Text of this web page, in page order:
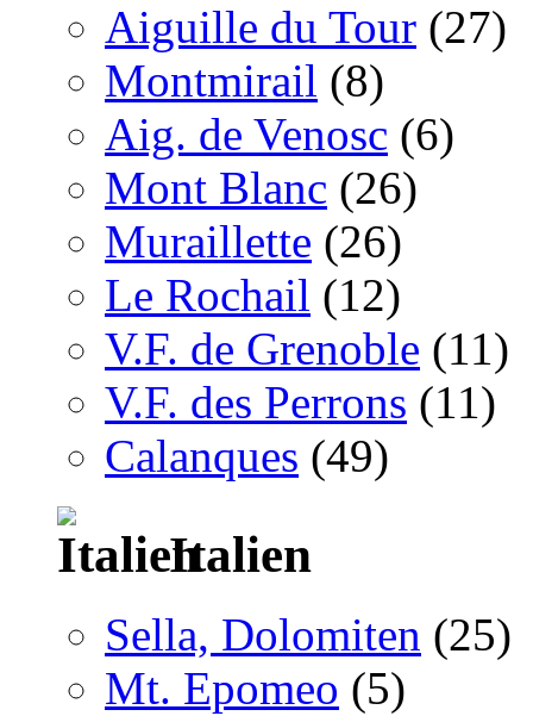
Aiguille du Tour (27)
Montmirail (8)
Aig. de Venosc (6)
Mont Blanc (26)
Muraillette (26)
Le Rochail (12)
V.F. de Grenoble (11)
V.F. des Perrons (11)
Calanques (49)
Italien
Sella, Dolomiten (25)
Mt. Epomeo (5)